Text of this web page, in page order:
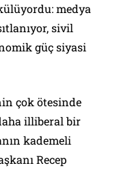
medya
sivil
güç siyasi
çok ötesinde
illiberal bir
kademeli
Recep